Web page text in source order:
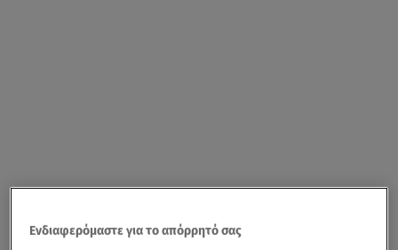
Ενδιαφερόμαστε για το απόρρητό σας